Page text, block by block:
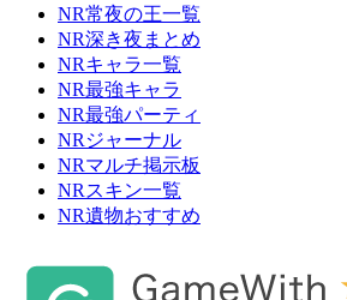
NR常夜の王一覧
NR深き夜まとめ
NRキャラ一覧
NR最強キャラ
NR最強パーティ
NRジャーナル
NRマルチ掲示板
NRスキン一覧
NR遺物おすすめ